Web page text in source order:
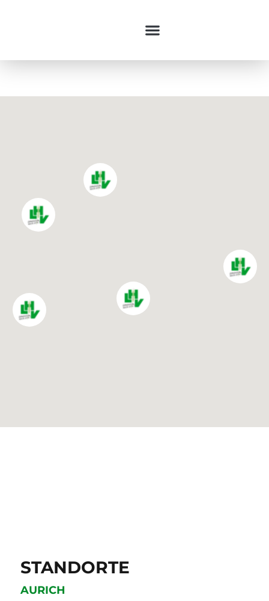
STANDORTE
AURICH